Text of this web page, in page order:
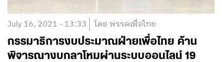
July 16, 2021 - 13:33 โดย พรรคเพื่อไทย
กรรมาธิการงบประมาณฝ่ายเพื่อไทย ค้าน
พิจารณางบกลาโหมผ่านระบบออนไลน์ 19